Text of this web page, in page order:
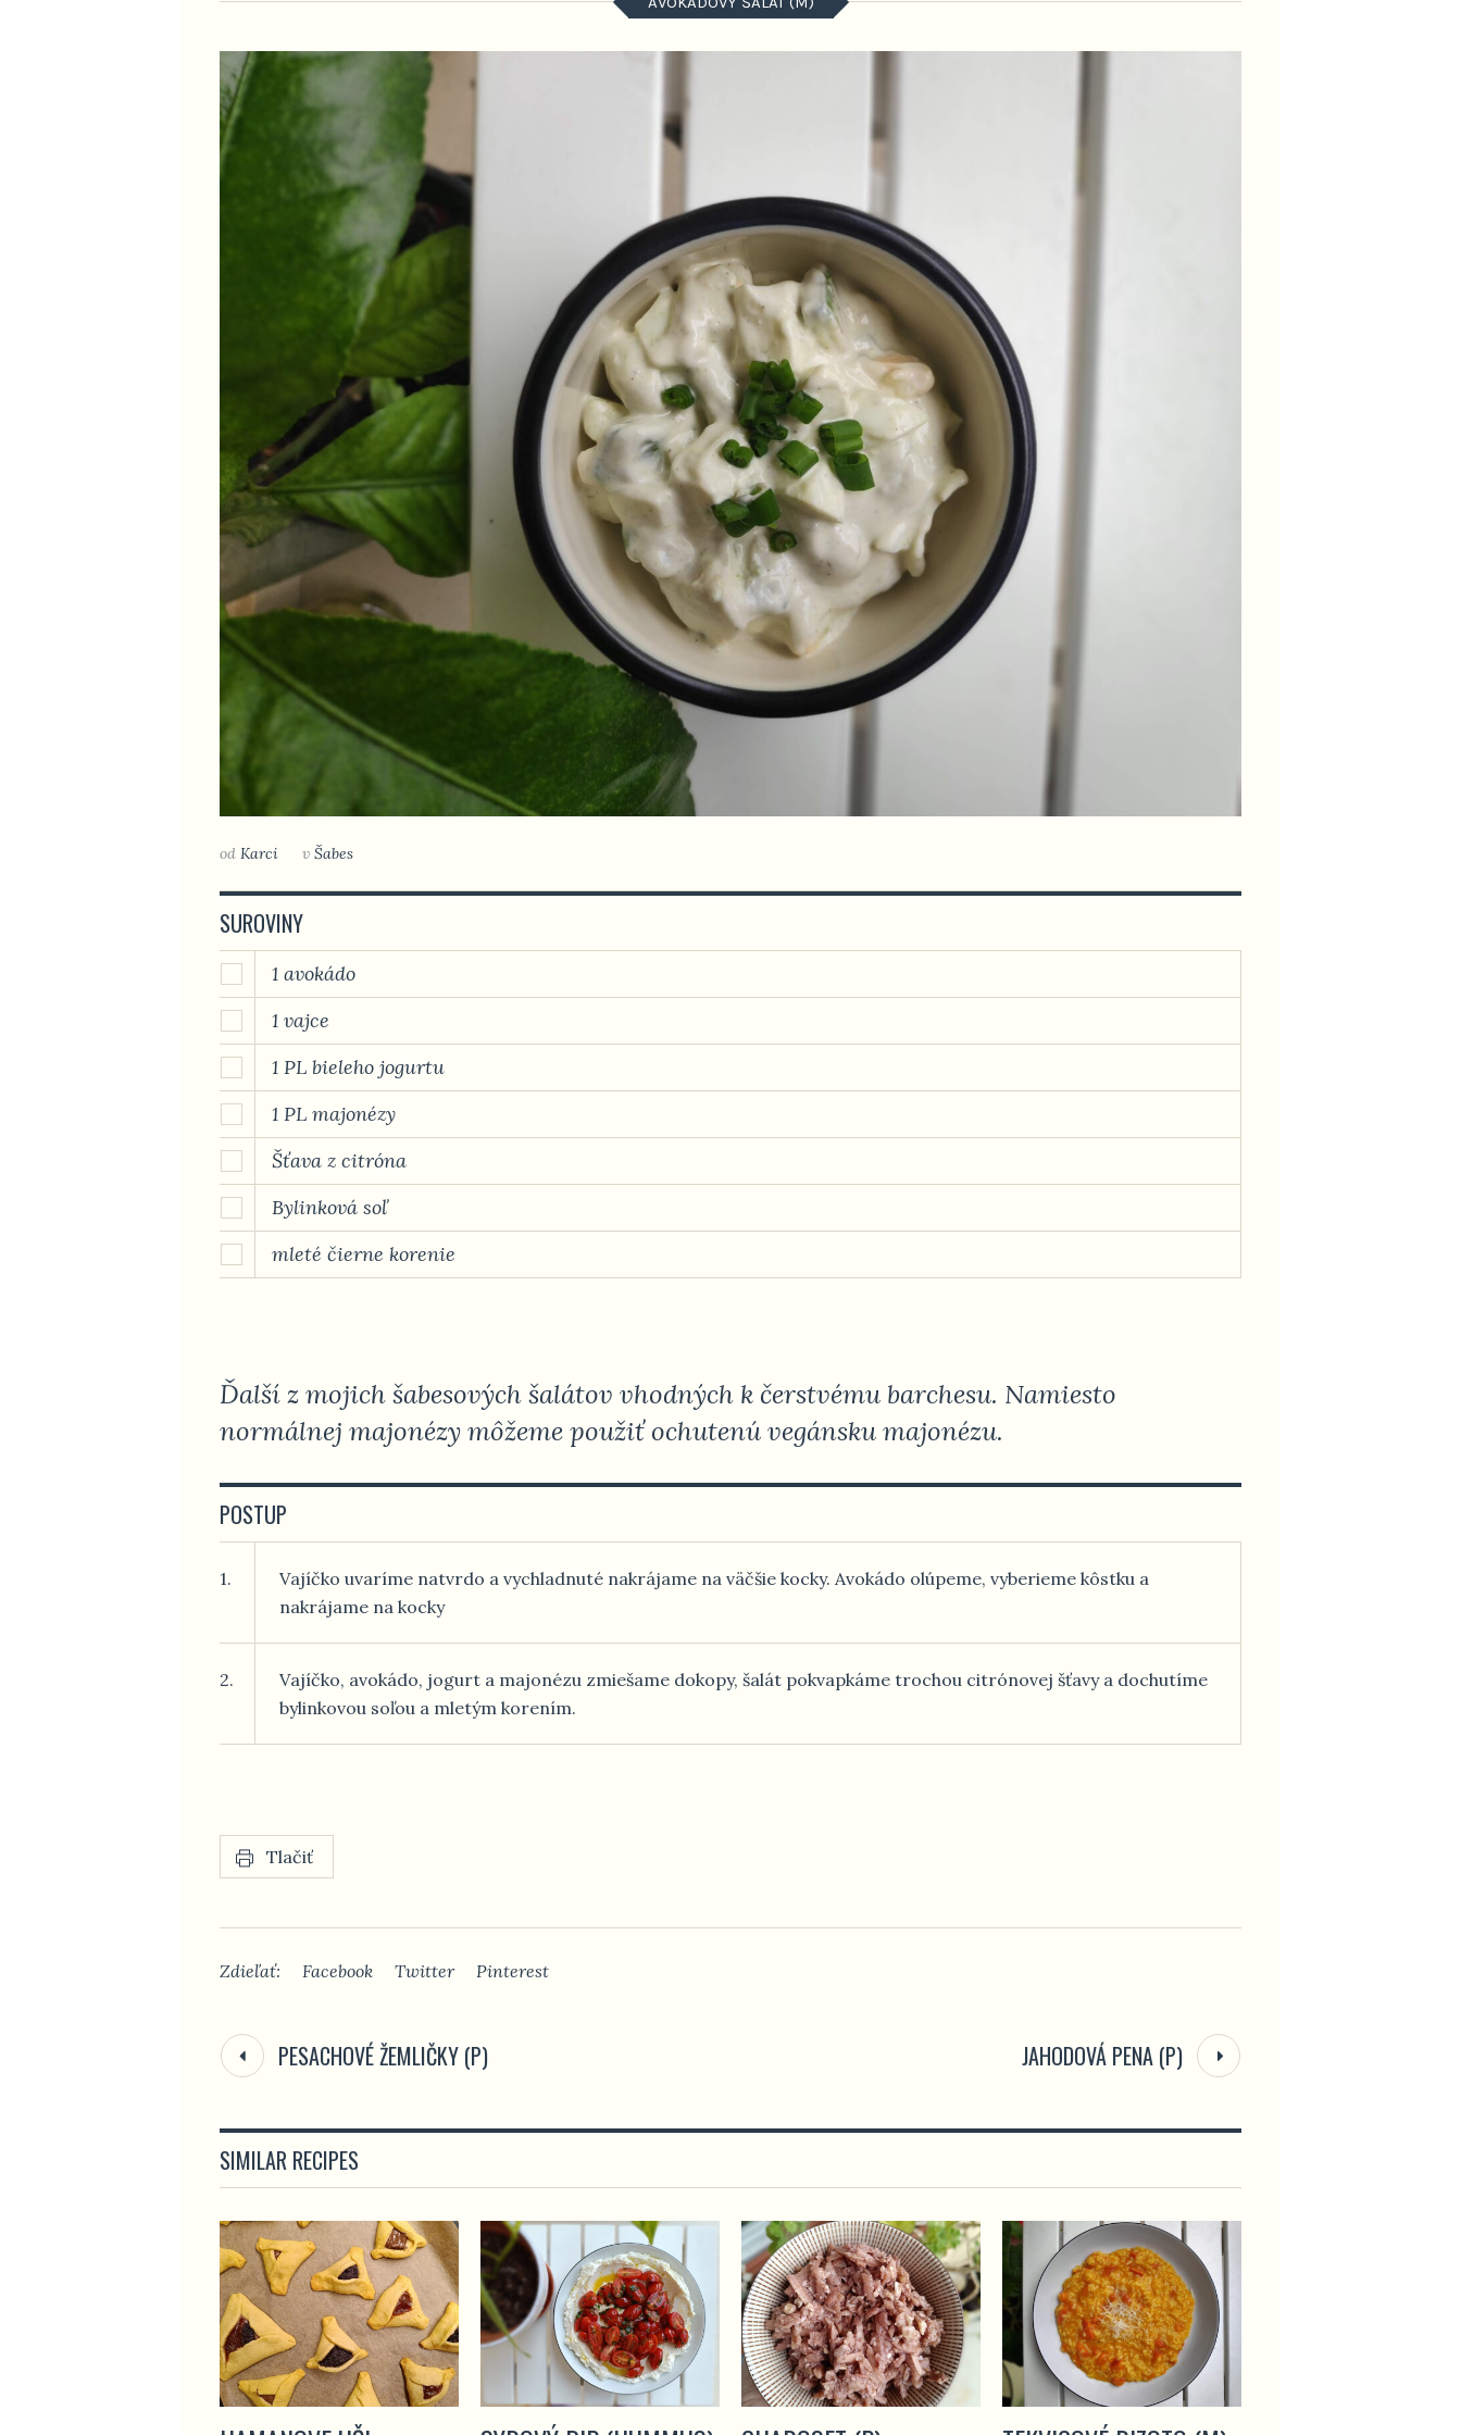
od Karci v Šabes
SUROVINY
1 avokádo
1 vajce
1 PL bieleho jogurtu
1 PL majonézy
Šťava z citróna
Bylinková soľ
mleté čierne korenie
Ďalší z mojich šabesových šalátov vhodných k čerstvému barchesu. Namiesto
normálnej majonézy môžeme použiť ochutenú vegánsku majonézu.
POSTUP
1.
Vajíčko uvaríme natvrdo a vychladnuté nakrájame na väčšie kocky. Avokádo olúpeme, vyberieme kôstku a
nakrájame na kocky
2.
Vajíčko, avokádo, jogurt a majonézu zmiešame dokopy, šalát pokvapkáme trochou citrónovej šťavy a dochutíme
bylinkovou soľou a mletým korením.
Tlačiť
Zdieľať: Facebook Twitter Pinterest
PESACHOVÉ ŽEMLIČKY (P) JAHODOVÁ PENA (P)
SIMILAR RECIPES